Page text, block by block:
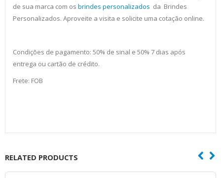
de sua marca com os brindes personalizados da Brindes
Personalizados. Aproveite a visita e solicite uma cotação online.
Condições de pagamento: 50% de sinal e 50% 7 dias após
entrega ou cartão de crédito.
Frete: FOB
RELATED PRODUCTS